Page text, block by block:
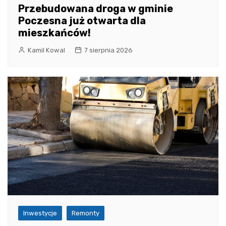
Przebudowana droga w gminie
Poczesna już otwarta dla
mieszkańców!
Kamil Kowal 7 sierpnia 2026
Inwestycje Remonty